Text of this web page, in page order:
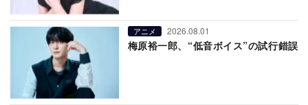
アニメ 2026.08.01
梅原裕一郎、“低音ボイス”の試行錯誤